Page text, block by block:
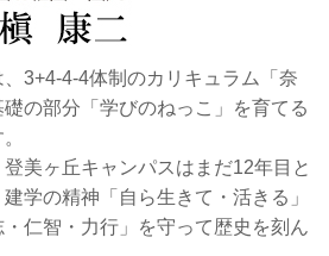
3+4-4-4体制のカリキュラム「奈
の部分「学びのねっこ」を育てる
美ヶ丘キャンパスはまだ12年目と
学の精神「自ら生きて・活きる」
仁智・力行」を守って歴史を刻ん